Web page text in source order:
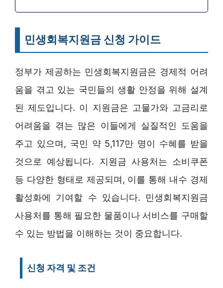
민생회복지원금 신청 가이드
정부가 제공하는 민생회복지원금은 경제적 어려
움을 겪고 있는 국민들의 생활 안정을 위해 설계
된 제도입니다. 이 지원금은 고물가와 고금리로
어려움을 겪는 많은 이들에게 실질적인 도움을
주고 있으며, 국민 약 5,117만 명이 수혜를 받을
것으로 예상됩니다. 지원금 사용처는 소비쿠폰
등 다양한 형태로 제공되며, 이를 통해 내수 경제
활성화에 기여할 수 있습니다. 민생회복지원금
사용처를 통해 필요한 물품이나 서비스를 구매할
수 있는 방법을 이해하는 것이 중요합니다.
신청 자격 및 조건